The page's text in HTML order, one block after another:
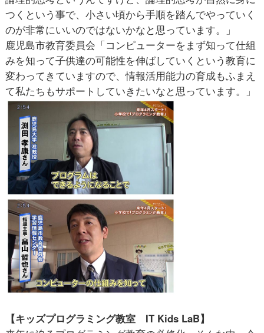
つくという事で、小さい頃から手順を踏んでやっていく
のが非常にいいのではないかなと思っています。」
鹿児島市教育委員会「コンピューターをまず知って仕組
みを知って子供達の可能性を伸ばしていくという教育に
変わってきていますので、情報活用能力の育成もふまえ
て私たちもサポートしていきたいなと思っています。」
【キッズプログラミング教室 IT Kids LaB】